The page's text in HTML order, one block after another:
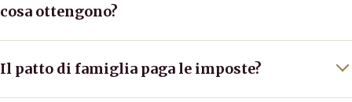
cosa ottengono?
Il patto di famiglia paga le imposte?